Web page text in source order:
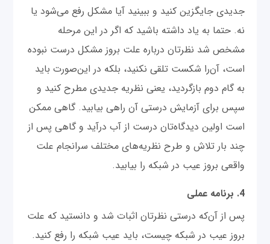
جدیدی جایگزین کنید و ببینید آیا مشکل رفع می‌شود یا
نه. حتما به یاد داشته باشید که اگر در این مرحله
مشخص شد نظرتان درباره علت بروز مشکل درست نبوده
است، آن‌را شکست تلقی نکنید، بلکه در این‌صورت باید
به گام دوم بازگردید، یعنی نظریه جدیدی مطرح کنید و
سپس برای آزمایش درستی آن راهی بیابید. گاهی ممکن
است اولین دیدگاه‌تان درست از آب درآید و گاهی پس از
چند بار تلاش و طرح نظریه‌های مختلف سرانجام علت
واقعی بروز عیب در شبکه را بیابید.
4. برنامه عملی
پس از آن‌که درستی نظرتان اثبات شد و دانستید که علت
بروز عیب در شبکه چیست، باید عیب شبکه را رفع کنید.